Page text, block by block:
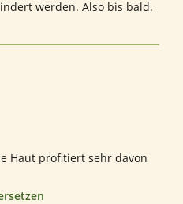
werden. Also bis bald.
Haut profitiert sehr davon